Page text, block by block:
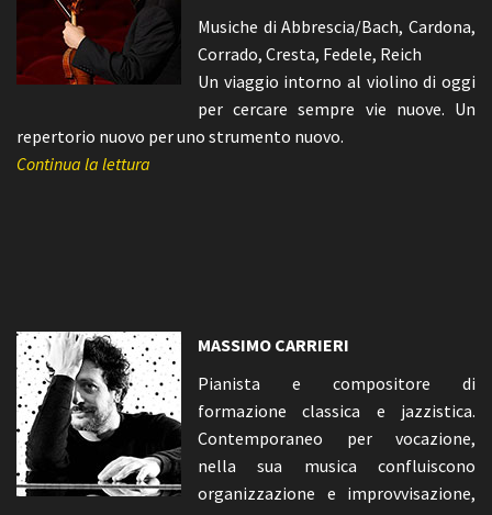
Musiche di Abbrescia/Bach, Cardona,
Corrado, Cresta, Fedele, Reich
Un viaggio intorno al violino di oggi
per cercare sempre vie nuove. Un
repertorio nuovo per uno strumento nuovo.
Continua la lettura
MASSIMO CARRIERI
Pianista e compositore di
formazione classica e jazzistica.
Contemporaneo per vocazione,
nella sua musica confluiscono
organizzazione e improvvisazione,